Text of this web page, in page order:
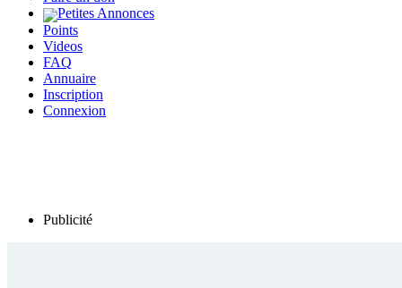
Petites Annonces
Points
Videos
FAQ
Annuaire
Inscription
Connexion
Publicité